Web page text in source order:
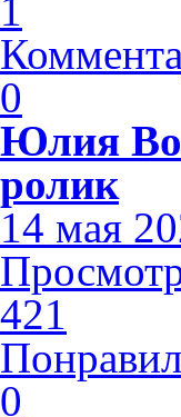
1
0
Юлия
ролик
14 мая
421
0